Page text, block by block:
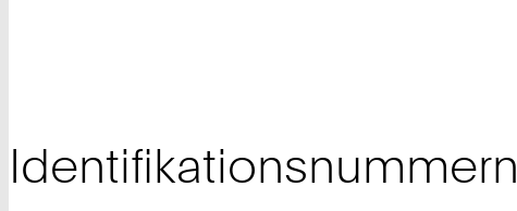
Identifikationsnummern